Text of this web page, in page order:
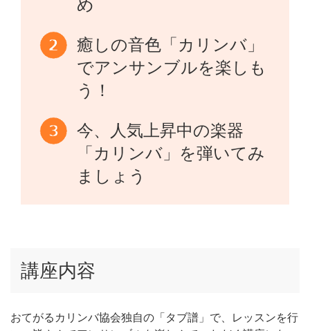
め
癒しの音色「カリンバ」
でアンサンブルを楽しも
う！
今、人気上昇中の楽器
「カリンバ」を弾いてみ
ましょう
講座内容
おてがるカリンバ協会独自の「タブ譜」で、レッスンを行